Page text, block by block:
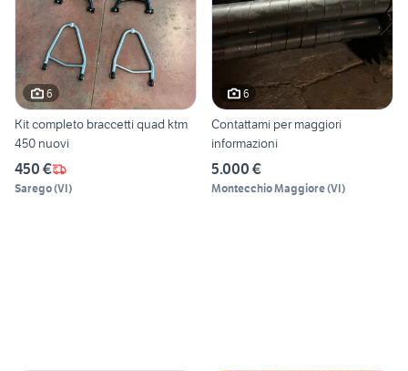
6
Kit completo braccetti quad ktm
450 nuovi
450 €
Sarego(VI)
6
Contattami per maggiori
informazioni
5.000 €
Montecchio Maggiore(VI)